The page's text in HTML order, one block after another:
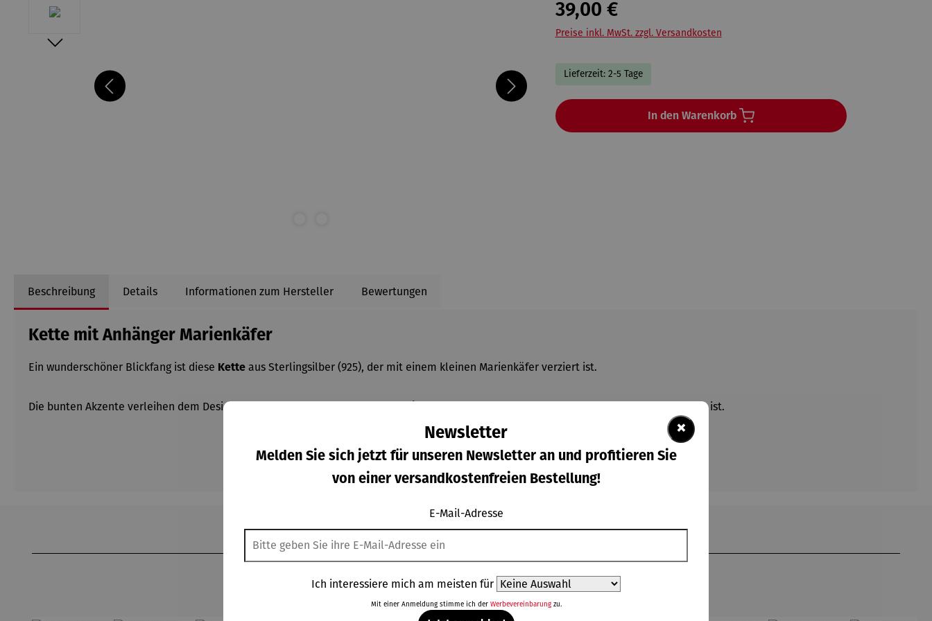
39,00 €
Preise inkl. MwSt. zzgl. Versandkosten
Lieferzeit: 2-5 Tage
In den Warenkorb
Beschreibung Details Informationen zum Hersteller Bewertungen
Kette mit Anhänger Marienkäfer
Ein wunderschöner Blickfang ist diese Kette aus Sterlingsilber (925), der mit einem kleinen Marienkäfer verziert ist.
Die bunten Akzente verleihen dem Design noch mehr Charme, sodass die ein wunderschöner Blickfang für dein Outfit ist.
Weitere Produkte
×
Newsletter
Melden Sie sich jetzt für unseren Newsletter an und profitieren Sie
von einer versandkostenfreien Bestellung!
E-Mail-Adresse
Ich interessiere mich am meisten für
Mit einer Anmeldung stimme ich der Werbevereinbarungzu.